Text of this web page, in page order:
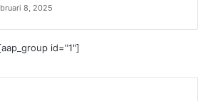
8, 2025
id="1"]